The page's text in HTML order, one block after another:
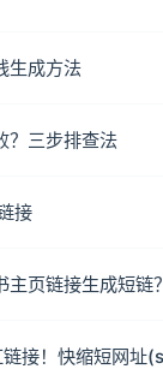
生成方法
？三步排查法
接
页链接生成短链？